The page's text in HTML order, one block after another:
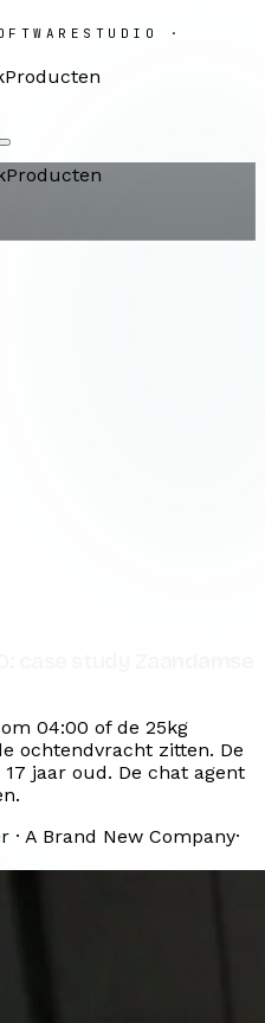
·
Producten
Producten
04:00 of de 25kg
ochtendvracht zitten. De
jaar oud. De chat agent
· A Brand New Company·